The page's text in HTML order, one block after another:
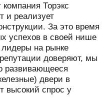
Торэкс
и реализует
За это время
успехов в своей нише
на рынке
доверяют, мы
развивающееся
двери в
высокий спрос у